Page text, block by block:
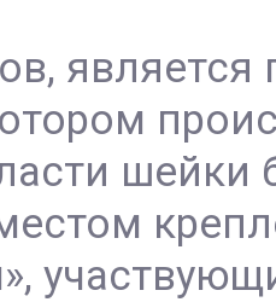
шейки